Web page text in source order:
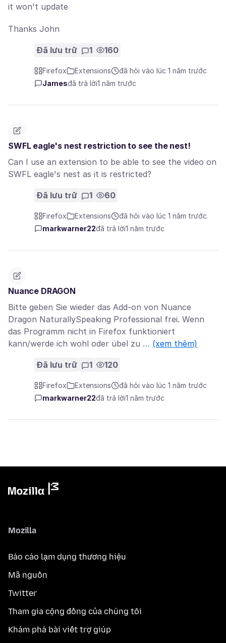
it won't update
Thanks John
Đã lưu trữ 1 160
Firefox Extensions
đã hỏi vào lúc 1 năm trước
Jamesđã trả lời1 năm trước
SWFL eagle's nest restriction to see the nest!
Can I use an extension to be able to see the video on
SWFL eagle's nest as it is restricted?
Đã lưu trữ 1 60
Firefox Extensions
đã hỏi vào lúc 1 năm trước
markwarner22đã trả lời1 năm trước
Nuance DRAGON
Bitte geben Sie wieder das Add-on von Nuance
Dragon NaturallySpeaking Professional frei. Wenn
das Programm nicht in Firefox funktioniert
kann/werde ich wohl oder übel zu … (xem thêm)
Đã lưu trữ 1 120
Firefox Extensions
đã hỏi vào lúc 1 năm trước
markwarner22đã trả lời1 năm trước
Mozilla
Báo cáo lạm dụng thương hiệu
Mã nguồn
Twitter
Tham gia cộng đồng của chúng tôi
Khám phá bài viết trợ giúp